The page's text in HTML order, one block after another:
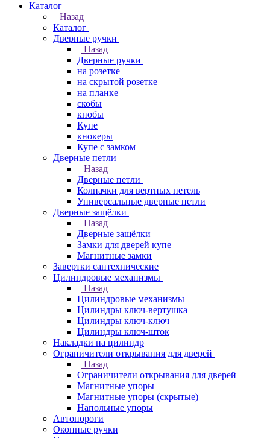
Каталог
Назад
Каталог
Дверные ручки
Назад
Дверные ручки
на розетке
на скрытой розетке
на планке
скобы
кнобы
Купе
кнокеры
Купе с замком
Дверные петли
Назад
Дверные петли
Колпачки для вертных петель
Универсальные дверные петли
Дверные защёлки
Назад
Дверные защёлки
Замки для дверей купе
Магнитные замки
Завертки сантехнические
Цилиндровые механизмы
Назад
Цилиндровые механизмы
Цилиндры ключ-вертушка
Цилиндры ключ-ключ
Цилиндры ключ-шток
Накладки на цилиндр
Ограничители открывания для дверей
Назад
Ограничители открывания для дверей
Магнитные упоры
Магнитные упоры (скрытые)
Напольные упоры
Автопороги
Оконные ручки